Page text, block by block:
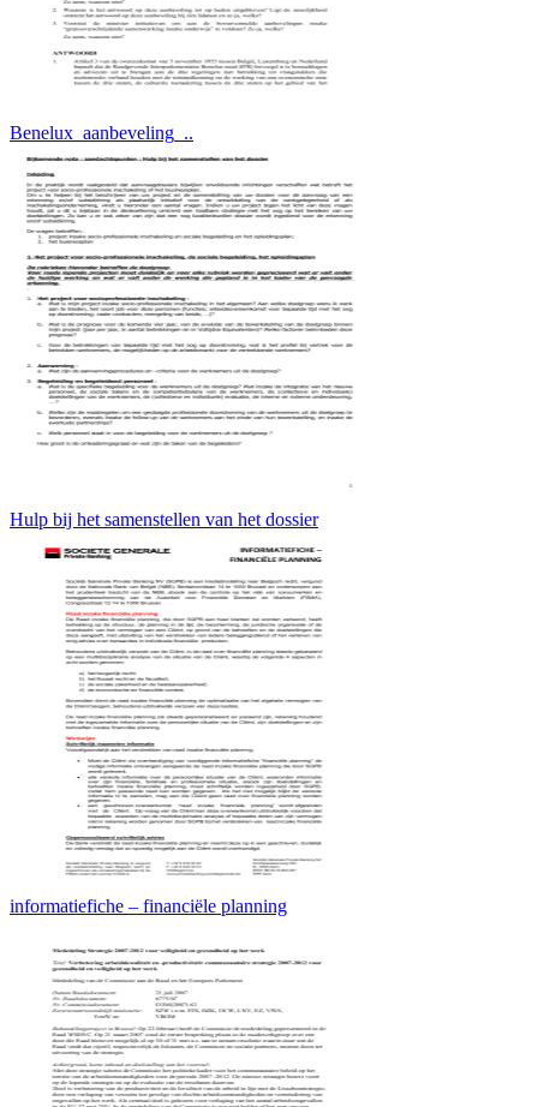
Benelux_aanbeveling_..
Hulp bij het samenstellen van het dossier
informatiefiche – financiële planning